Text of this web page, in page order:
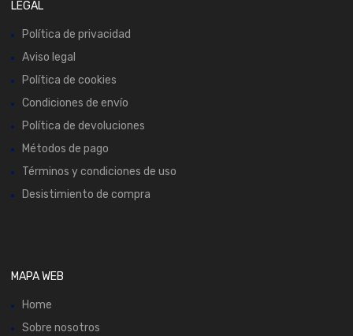
LEGAL
Política de privacidad
Aviso legal
Política de cookies
Condiciones de envío
Política de devoluciones
Métodos de pago
Términos y condiciones de uso
Desistimiento de compra
MAPA WEB
Home
Sobre nosotros